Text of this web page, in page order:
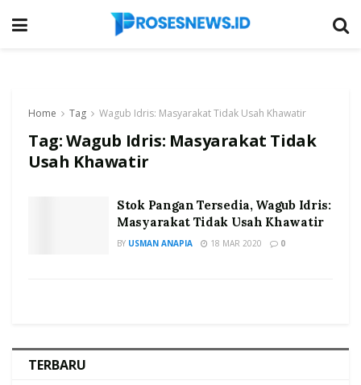
Home Tag Wagub Idris: Masyarakat Tidak Usah Khawatir
Tag:Wagub Idris: Masyarakat Tidak
Usah Khawatir
Stok Pangan Tersedia, Wagub Idris:
Masyarakat Tidak Usah Khawatir
BY USMAN ANAPIA 18 MAR 2020 0
TERBARU